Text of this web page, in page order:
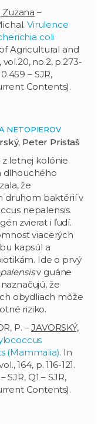
Zuzana –
Virulence
coli
Agricultural and
no.2, p.273-
– SJR,
Contents).
NETOPIEROV
Peter Pristaš
z letnej kolónie
dlhouchého
že
druhom baktérií v
nepalensis.
zvierat i ľudí.
viacerých
kapsúl a
Ide o prvý
v guáne
že
obydliach môže
riziko.
P. –JAVORSKÝ,
(Mammalia). In
164, p. 116-121.
SJR, Q1 – SJR,
Contents).